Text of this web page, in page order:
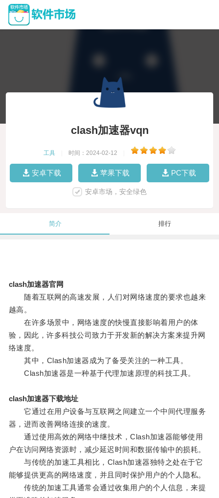
clash加速器vqn
工具 时间：2024-02-12
安卓下载 苹果下载 PC下载
安卓市场，安全绿色
简介 排行
clash加速器官网
随着互联网的高速发展，人们对网络速度的要求也越来
越高。
在许多场景中，网络速度的快慢直接影响着用户的体
验，因此，许多科技公司致力于开发新的解决方案来提升网
络速度。
其中，Clash加速器成为了备受关注的一种工具。
Clash加速器是一种基于代理加速原理的科技工具。
clash加速器下载地址
它通过在用户设备与互联网之间建立一个中间代理服务
器，进而改善网络连接的速度。
通过使用高效的网络中继技术，Clash加速器能够使用
户在访问网络资源时，减少延迟时间和数据传输中的损耗。
与传统的加速工具相比，Clash加速器独特之处在于它
能够提供更高的网络速度，并且同时保护用户的个人隐私。
传统的加速工具通常会通过收集用户的个人信息，来提